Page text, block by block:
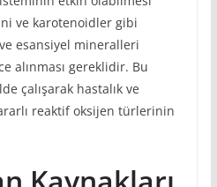
ve karotenoidler gibi
esansiyel mineralleri
alınması gereklidir. Bu
çalışarak hastalık ve
reaktif oksijen türlerinin